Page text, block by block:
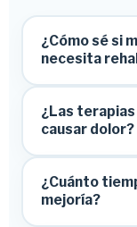
¿Cómo sé si
necesita
¿Las
causar dolor?
el dolor
¿Cuánto
mejoría?